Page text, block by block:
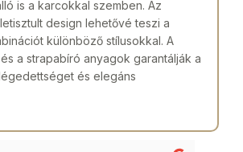
is a karcokkal szemben. Az
design lehetővé teszi a
különböző stílusokkal. A
a strapabíró anyagok garantálják a
és elegáns